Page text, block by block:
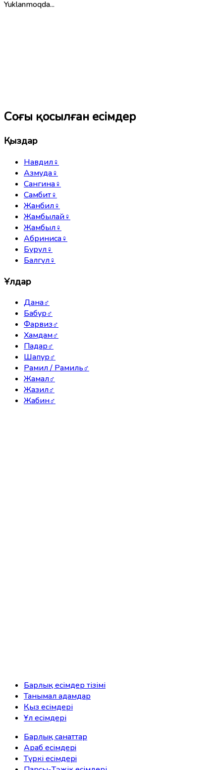
Yuklanmoqda...
Соңғы қосылған есімдер
Қыздар
Навдил♀
Азмуда♀
Сангина♀
Самбит♀
Жанбил♀
Жамбылай♀
Жамбыл♀
Абриниса♀
Бурул♀
Балгүл♀
Ұлдар
Дана♂
Бабур♂
Фарвиз♂
Хамдам♂
Падар♂
Шапур♂
Рамил / Рамиль♂
Жамал♂
Жазил♂
Жабин♂
Барлық есімдер тізімі
Танымал адамдар
Қыз есімдері
Ұл есімдері
Барлық санаттар
Араб есімдерi
Түркі есімдерi